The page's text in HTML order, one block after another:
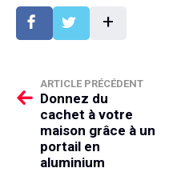
+
ARTICLE PRÉCÉDENT
Donnez du
cachet à votre
maison grâce à un
portail en
aluminium